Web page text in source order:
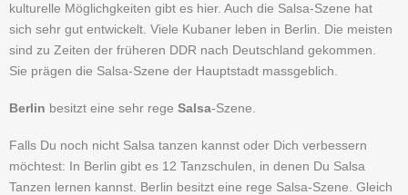
kulturelle Möglichgkeiten gibt es hier. Auch die Salsa-Szene hat
sich sehr gut entwickelt. Viele Kubaner leben in Berlin. Die meisten
sind zu Zeiten der früheren DDR nach Deutschland gekommen.
Sie prägen die Salsa-Szene der Hauptstadt massgeblich.
Berlin besitzt eine sehr rege Salsa-Szene.
Falls Du noch nicht Salsa tanzen kannst oder Dich verbessern
möchtest: In Berlin gibt es 12 Tanzschulen, in denen Du Salsa
Tanzen lernen kannst. Berlin besitzt eine rege Salsa-Szene. Gleich